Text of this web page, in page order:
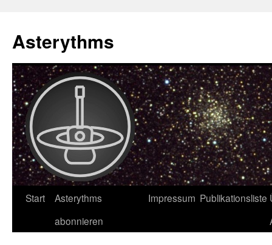
Asterythms
Zum
Start
Asterythms
abonnieren
Impressum Publikationsliste